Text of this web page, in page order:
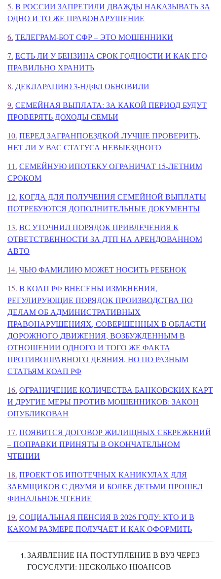
5. В РОССИИ ЗАПРЕТИЛИ ДВАЖДЫ НАКАЗЫВАТЬ ЗА
ОДНО И ТО ЖЕ ПРАВОНАРУШЕНИЕ
6. ТЕЛЕГРАМ-БОТ СФР – ЭТО МОШЕННИКИ
7. ЕСТЬ ЛИ У БЕНЗИНА СРОК ГОДНОСТИ И КАК ЕГО
ПРАВИЛЬНО ХРАНИТЬ
8. ДЕКЛАРАЦИЮ 3-НДФЛ ОБНОВИЛИ
9. СЕМЕЙНАЯ ВЫПЛАТА: ЗА КАКОЙ ПЕРИОД БУДУТ
ПРОВЕРЯТЬ ДОХОДЫ СЕМЬИ
10. ПЕРЕД ЗАГРАНПОЕЗДКОЙ ЛУЧШЕ ПРОВЕРИТЬ,
НЕТ ЛИ У ВАС СТАТУСА НЕВЫЕЗДНОГО
11. СЕМЕЙНУЮ ИПОТЕКУ ОГРАНИЧАТ 15-ЛЕТНИМ
СРОКОМ
12. КОГДА ДЛЯ ПОЛУЧЕНИЯ СЕМЕЙНОЙ ВЫПЛАТЫ
ПОТРЕБУЮТСЯ ДОПОЛНИТЕЛЬНЫЕ ДОКУМЕНТЫ
13. ВС УТОЧНИЛ ПОРЯДОК ПРИВЛЕЧЕНИЯ К
ОТВЕТСТВЕННОСТИ ЗА ДТП НА АРЕНДОВАННОМ
АВТО
14. ЧЬЮ ФАМИЛИЮ МОЖЕТ НОСИТЬ РЕБЕНОК
15. В КОАП РФ ВНЕСЕНЫ ИЗМЕНЕНИЯ,
РЕГУЛИРУЮЩИЕ ПОРЯДОК ПРОИЗВОДСТВА ПО
ДЕЛАМ ОБ АДМИНИСТРАТИВНЫХ
ПРАВОНАРУШЕНИЯХ, СОВЕРШЕННЫХ В ОБЛАСТИ
ДОРОЖНОГО ДВИЖЕНИЯ, ВОЗБУЖДЕННЫМ В
ОТНОШЕНИИ ОДНОГО И ТОГО ЖЕ ФАКТА
ПРОТИВОПРАВНОГО ДЕЯНИЯ, НО ПО РАЗНЫМ
СТАТЬЯМ КОАП РФ
16. ОГРАНИЧЕНИЕ КОЛИЧЕСТВА БАНКОВСКИХ КАРТ
И ДРУГИЕ МЕРЫ ПРОТИВ МОШЕННИКОВ: ЗАКОН
ОПУБЛИКОВАН
17. ПОЯВИТСЯ ДОГОВОР ЖИЛИЩНЫХ СБЕРЕЖЕНИЙ
– ПОПРАВКИ ПРИНЯТЫ В ОКОНЧАТЕЛЬНОМ
ЧТЕНИИ
18. ПРОЕКТ ОБ ИПОТЕЧНЫХ КАНИКУЛАХ ДЛЯ
ЗАЕМЩИКОВ С ДВУМЯ И БОЛЕЕ ДЕТЬМИ ПРОШЕЛ
ФИНАЛЬНОЕ ЧТЕНИЕ
19. СОЦИАЛЬНАЯ ПЕНСИЯ В 2026 ГОДУ: КТО И В
КАКОМ РАЗМЕРЕ ПОЛУЧАЕТ И КАК ОФОРМИТЬ
ЗАЯВЛЕНИЕ НА ПОСТУПЛЕНИЕ В ВУЗ ЧЕРЕЗ
ГОСУСЛУГИ: НЕСКОЛЬКО НЮАНСОВ